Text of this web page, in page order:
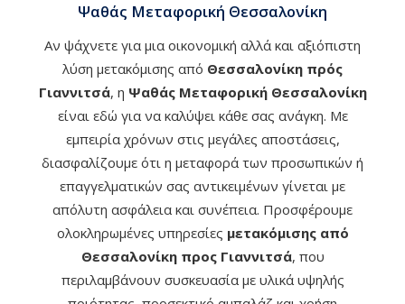
Ψαθάς Μεταφορική Θεσσαλονίκη
Αν ψάχνετε για μια οικονομική αλλά και αξιόπιστη
λύση μετακόμισης από Θεσσαλονίκη πρός
Γιαννιτσά, η Ψαθάς Μεταφορική Θεσσαλονίκη
είναι εδώ για να καλύψει κάθε σας ανάγκη. Με
εμπειρία χρόνων στις μεγάλες αποστάσεις,
διασφαλίζουμε ότι η μεταφορά των προσωπικών ή
επαγγελματικών σας αντικειμένων γίνεται με
απόλυτη ασφάλεια και συνέπεια. Προσφέρουμε
ολοκληρωμένες υπηρεσίες μετακόμισης από
Θεσσαλονίκη προς Γιαννιτσά, που
περιλαμβάνουν συσκευασία με υλικά υψηλής